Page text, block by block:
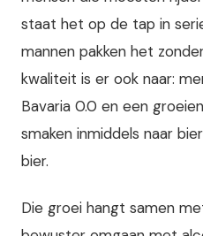
staat het op de tap in
mannen pakken het
kwaliteit is er ook naar:
Bavaria 0.0 en een
smaken inmiddels naar
bier.
Die groei hangt samen